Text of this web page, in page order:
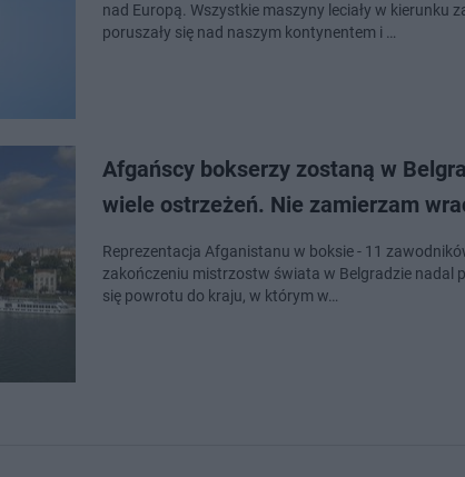
nad Europą. Wszystkie maszyny leciały w kierunku
poruszały się nad naszym kontynentem i …
Afgańscy bokserzy zostaną w
wiele ostrzeżeń. Nie zamierzam
Reprezentacja Afganistanu w boksie - 11
zakończeniu mistrzostw świata w Belgradzie nadal
się powrotu do kraju, w którym w…